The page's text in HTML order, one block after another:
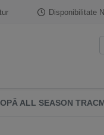
Disponibilitate
ALL SEASON